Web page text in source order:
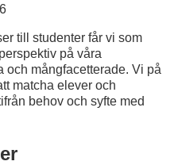
till studenter får vi som
på våra
och mångfacetterade. Vi på
matcha elever och
behov och syfte med